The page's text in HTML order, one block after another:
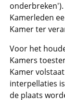
Kamerleden
Kamer ter
Voor het
Kamers
Kamer
interpellaties
de plaats